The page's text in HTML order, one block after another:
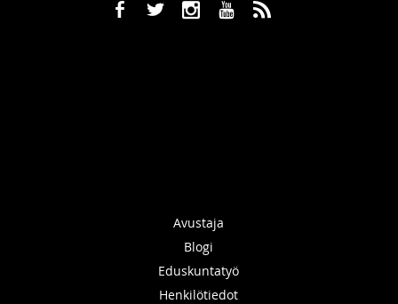
b a x r ,
Avustaja
Blogi
Eduskuntatyö
Henkilötiedot